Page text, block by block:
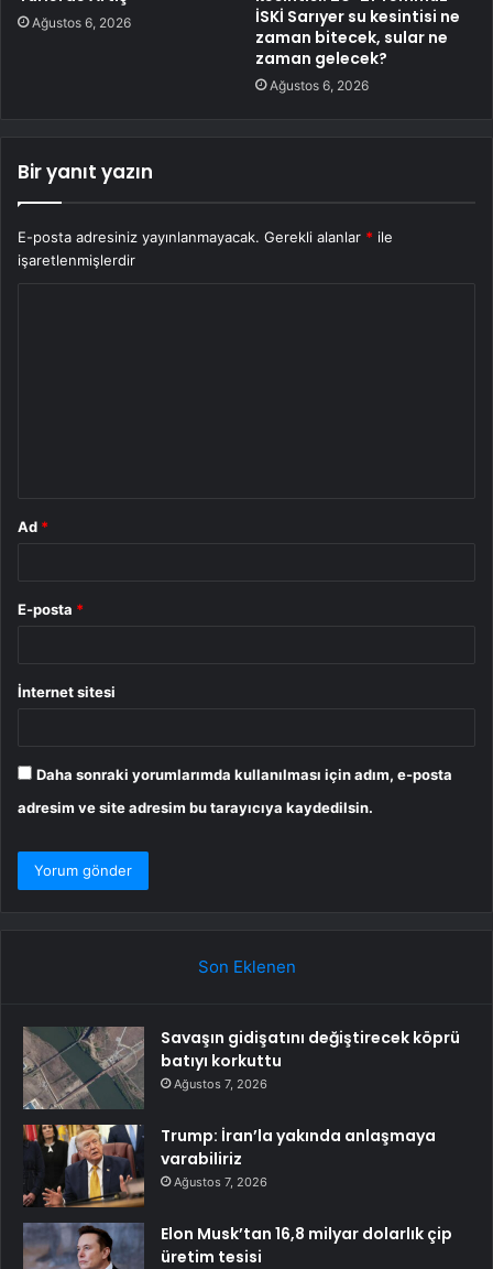
Ağustos 6, 2026
İSKİ Sarıyer su kesintisi ne
zaman bitecek, sular ne
zaman gelecek?
Ağustos 6, 2026
Bir yanıt yazın
E-posta adresiniz yayınlanmayacak. Gerekli alanlar * ile
işaretlenmişlerdir
Ad *
E-posta *
İnternet sitesi
Daha sonraki yorumlarımda kullanılması için adım, e-posta
adresim ve site adresim bu tarayıcıya kaydedilsin.
Son Eklenen
Savaşın gidişatını değiştirecek köprü
batıyı korkuttu
Ağustos 7, 2026
Trump: İran’la yakında anlaşmaya
varabiliriz
Ağustos 7, 2026
Elon Musk’tan 16,8 milyar dolarlık çip
üretim tesisi